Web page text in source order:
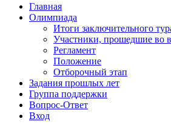
Главная
Олимпиада
Итоги заключительного
Участники, прошедшие во
Регламент
Положение
Отборочный этап
Задания прошлых лет
Группа поддержки
Вопрос-Ответ
Вход